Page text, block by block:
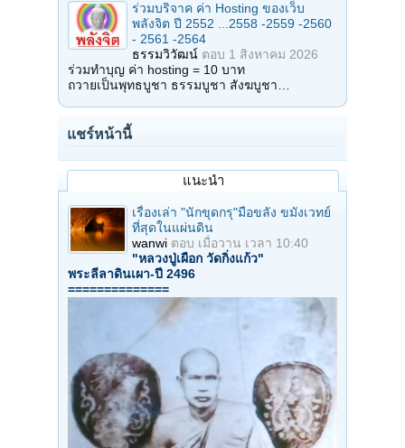
ร่วมบริจาค ค่า Hosting ของเว็บ
พลังจิต ปี 2552 ...2558 -2559 -2560
- 2561 -2564
ธรรมวิวัฒน์ ตอบ 1 สิงหาคม 2026
ร่วมทำบุญ ค่า hosting = 10 บาท
ถวายเป็นพุทธบูชา ธรรมบูชา สังฆบูชา…
แชร์หน้านี้
แนะนำ
เรื่องเล่า "นักขุดกรุ"มือขลัง ขมังเวทย์
ที่สุดในแผ่นดิน
wanwi ตอบ เมื่อวาน เวลา 10:40
"หลวงปู่เผือก วัดกิ่งแก้ว"
พระลีลาดินเผา-ปี 2496
==============